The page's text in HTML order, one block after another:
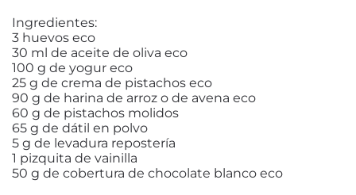
Ingredientes:
3 huevos eco
30 ml de aceite de oliva eco
100 g de yogur eco
25 g de crema de pistachos eco
90 g de harina de arroz o de avena eco
60 g de pistachos molidos
65 g de dátil en polvo
5 g de levadura repostería
1 pizquita de vainilla
50 g de cobertura de chocolate blanco eco